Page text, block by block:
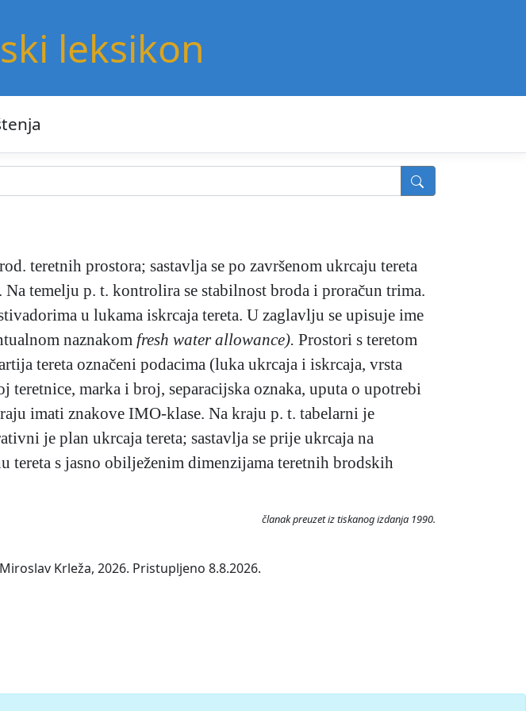
leksikon
teretnih prostora; sastavlja se po završenom ukrcaju tereta
temelju p. t. kontrolira se stabilnost broda i proračun trima.
u lukama iskrcaja tereta. U zaglavlju se upisuje ime
naznakom fresh water allowance). Prostori s teretom
tereta označeni podacima (luka ukrcaja i iskrcaja, vrsta
marka i broj, separacijska oznaka, uputa o upotrebi
imati znakove IMO-klase. Na kraju p. t. tabelarni je
je plan ukrcaja tereta; sastavlja se prije ukrcaja na
s jasno obilježenim dimenzijama teretnih brodskih
članak preuzet iz tiskanog izdanja 1990.
Krleža, 2026. Pristupljeno 8.8.2026.